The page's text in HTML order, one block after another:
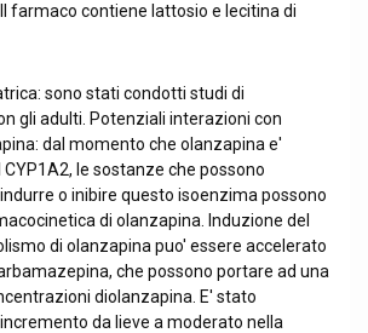
farmaco contiene lattosio e lecitina di
sono stati condotti studi di
gli adulti. Potenziali interazioni con
dal momento che olanzapina e'
le sostanze che possono
o inibire questo isoenzima possono
di olanzapina. Induzione del
di olanzapina puo' essere accelerato
che possono portare ad una
diolanzapina. E' stato
da lieve a moderato nella